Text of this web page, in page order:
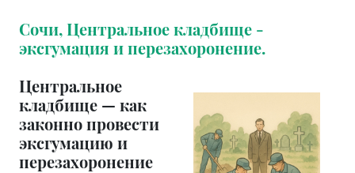
Сочи, Центральное кладбище -
эксгумация и перезахоронение.
Центральное
кладбище — как
законно провести
эксгумацию и
перезахоронение